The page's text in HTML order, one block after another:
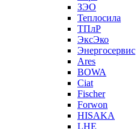
ЗЭО
Теплосила
ТПлР
ЭксЭко
Энергосервис
Ares
BOWA
Ciat
Fischer
Forwon
HISAKA
LHE